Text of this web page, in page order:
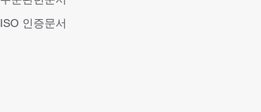
ISO 인증문서